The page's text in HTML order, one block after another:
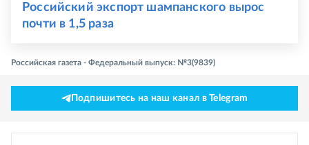
Российский экспорт шампанского вырос
почти в 1,5 раза
Российская газета - Федеральный выпуск: №3(9839)
Подпишитесь на наш канал в Telegram